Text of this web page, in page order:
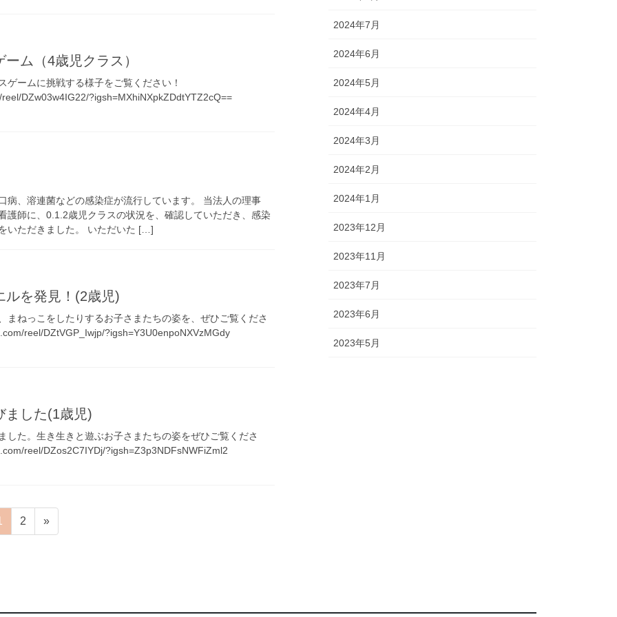
ム（4歳児クラス）
ゲームに挑戦する様子をご覧ください！
DZw03w4IG22/?igsh=MXhiNXpkZDdtYTZ2cQ==
病、溶連菌などの感染症が流行しています。 当法人の理事
護師に、0.1.2歳児クラスの状況を、確認していただき、感染
いただきました。 いただいた […]
ルを発見！(2歳児)
まねっこをしたりするお子さまたちの姿を、ぜひご覧くださ
reel/DZtVGP_Iwjp/?igsh=Y3U0enpoNXVzMGdy
ました(1歳児)
した。生き生きと遊ぶお子さまたちの姿をぜひご覧くださ
reel/DZos2C7IYDj/?igsh=Z3p3NDFsNWFiZml2
固
定
2 »
2024年7月
2024年6月
2024年5月
2024年4月
2024年3月
2024年2月
2024年1月
2023年12月
2023年11月
2023年7月
2023年6月
2023年5月